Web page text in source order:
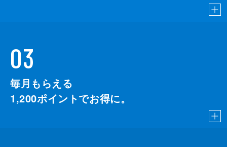
03
毎月もらえる
1,200ポイントでお得に。